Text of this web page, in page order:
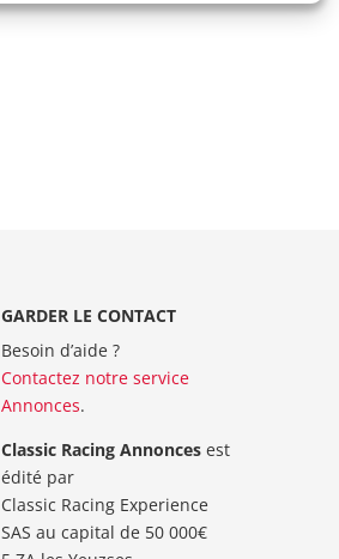
GARDER LE CONTACT
Besoin d’aide ?
Contactez notre service
Annonces.
Classic Racing Annoncesest
édité par
Classic Racing Experience
SAS au capital de 50 000€